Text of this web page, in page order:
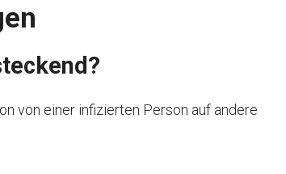
von einer infizierten Person auf andere